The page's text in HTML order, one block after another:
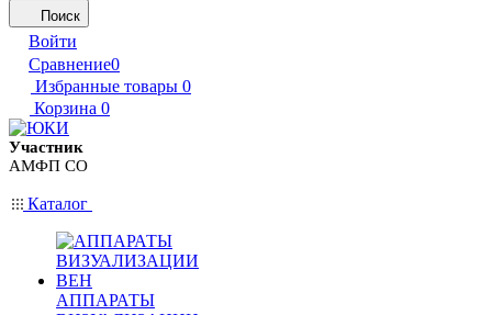
Поиск
Войти
Сравнение0
Избранные товары 0
Корзина 0
Участник
АМФП СО
Каталог
АППАРАТЫ